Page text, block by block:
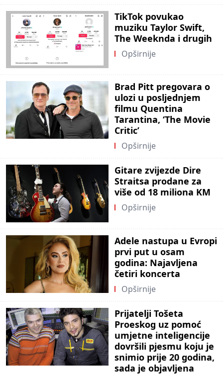
TikTok povukao
muziku Taylor Swift,
The Weeknda i drugih
Opširnije
Brad Pitt pregovara o
ulozi u posljednjem
filmu Quentina
Tarantina, ‘The Movie
Critic’
Opširnije
Gitare zvijezde Dire
Straitsa prodane za
više od 18 miliona KM
Opširnije
Adele nastupa u Evropi
prvi put u osam
godina: Najavljena
četiri koncerta
Opširnije
Prijatelji Tošeta
Proeskog uz pomoć
umjetne inteligencije
dovršili pjesmu koju je
snimio prije 20 godina,
sada je objavljena